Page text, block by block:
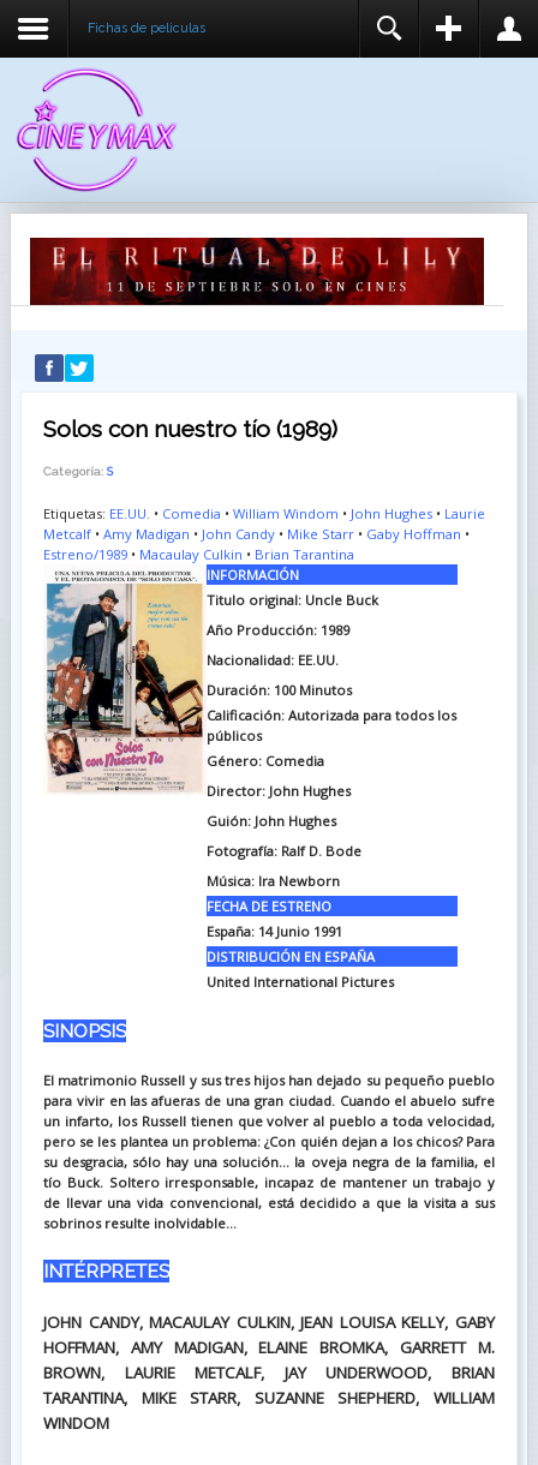
Fichas de peliculas
RECUÉRDEME
IDENTIFICARSE
REGISTER
Solos con nuestro tío (1989)
Categoría: S
Etiquetas: EE.UU. • Comedia • William Windom • John Hughes• Laurie
Metcalf• Amy Madigan • John Candy• Mike Starr• Gaby Hoffman •
Estreno/1989• Macaulay Culkin • Brian Tarantina
INFORMACIÓN
Titulo original: Uncle Buck
Año Producción: 1989
Nacionalidad: EE.UU.
Duración: 100 Minutos
Calificación: Autorizada para todos los
públicos
Género: Comedia
Director: John Hughes
Guión: John Hughes
Fotografía: Ralf D. Bode
Música: Ira Newborn
FECHA DE ESTRENO
España: 14 Junio 1991
DISTRIBUCIÓN EN ESPAÑA
United International Pictures
SINOPSIS
El matrimonio Russell y sus tres hijos han dejado su pequeño pueblo
para vivir en las afueras de una gran ciudad. Cuando el abuelo sufre
un infarto, los Russell tienen que volver al pueblo a toda velocidad,
pero se les plantea un problema: ¿Con quién dejan a los chicos? Para
su desgracia, sólo hay una solución... la oveja negra de la familia, el
tío Buck. Soltero irresponsable, incapaz de mantener un trabajo y
de llevar una vida convencional, está decidido a que la visita a sus
sobrinos resulte inolvidable...
INTÉRPRETES
JOHN CANDY, MACAULAY CULKIN, JEAN LOUISA KELLY, GABY
HOFFMAN, AMY MADIGAN, ELAINE BROMKA, GARRETT M.
BROWN, LAURIE METCALF, JAY UNDERWOOD, BRIAN
TARANTINA, MIKE STARR, SUZANNE SHEPHERD, WILLIAM
WINDOM